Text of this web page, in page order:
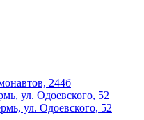
244б
ул. Одоевского, 52
ул. Одоевского, 52